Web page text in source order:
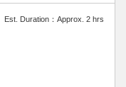
Est. Duration：Approx. 2 hrs